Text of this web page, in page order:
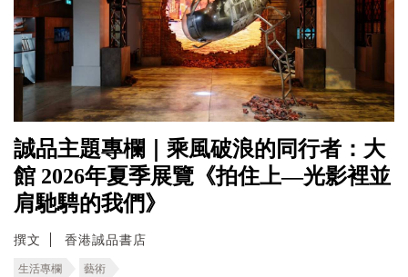
誠品主題專欄｜乘風破浪的同行者：大
館 2026年夏季展覽《拍住上—光影裡並
肩馳騁的我們》
撰文 香港誠品書店
生活專欄 藝術